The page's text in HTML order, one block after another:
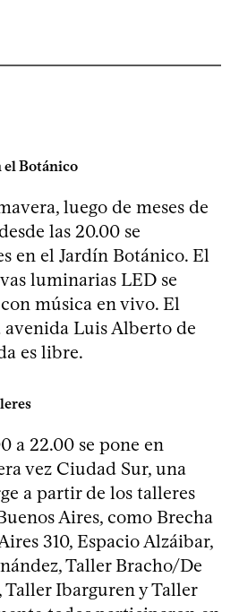
el Botánico
luego de meses de
las 20.00 se
en el Jardín Botánico. El
luminarias LED se
música en vivo. El
avenida Luis Alberto de
es libre.
a 22.00 se pone en
vez Ciudad Sur, una
a partir de los talleres
Aires, como Brecha
310, Espacio Alzáibar,
Taller Bracho/De
Taller Ibarguren y Taller